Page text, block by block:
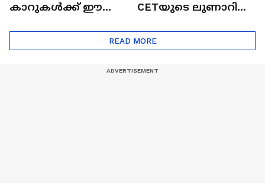
കാറുകൾക്ക് ഈ
CETയുടെ ലുണാറിസ്
Eco Marathon 2025
READ MORE